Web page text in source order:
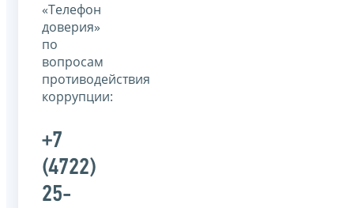
«Телефон
доверия»
по
вопросам
противодействия
коррупции:
+7
(4722)
25-